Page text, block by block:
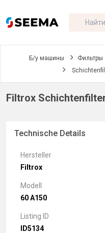
Б/у машины Фильтры
Filtrox
Technische Details
Hersteller
Filtrox
Modell
60 A150
Listing ID
ID5134